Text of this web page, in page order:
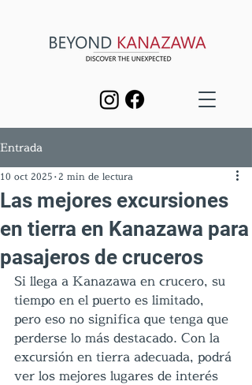
Entrada
Las mejores excursiones
en tierra en Kanazawa para
pasajeros de cruceros
10 oct 2025 2 min de lectura
Si llega a Kanazawa en crucero, su
tiempo en el puerto es limitado,
pero eso no significa que tenga que
perderse lo más destacado. Con la
excursión en tierra adecuada, podrá
ver los mejores lugares de interés